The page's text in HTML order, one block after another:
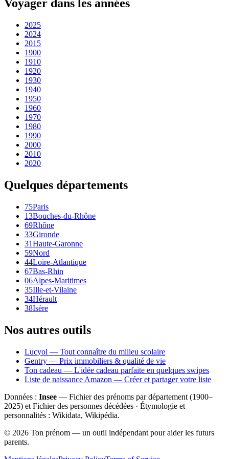
Voyager dans les années
2025
2024
2015
1900
1910
1920
1930
1940
1950
1960
1970
1980
1990
2000
2010
2020
Quelques départements
75Paris
13Bouches-du-Rhône
69Rhône
33Gironde
31Haute-Garonne
59Nord
44Loire-Atlantique
67Bas-Rhin
06Alpes-Maritimes
35Ille-et-Vilaine
34Hérault
38Isère
Nos autres outils
Lucyol — Tout connaître du milieu scolaire
Gentry — Prix immobiliers & qualité de vie
Ton cadeau — L'idée cadeau parfaite en quelques swipes
Liste de naissance Amazon — Créer et partager votre liste
Données : Insee — Fichier des prénoms par département (1900–
2025) et Fichier des personnes décédées · Étymologie et
personnalités : Wikidata, Wikipédia.
© 2026 Ton prénom — un outil indépendant pour aider les futurs
parents.